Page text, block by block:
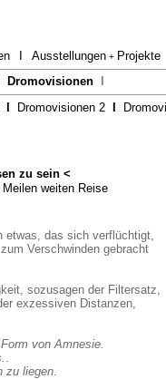
Ausstellungen + Projekte
Dromovisionen
Dromovisionen 2
zu sein <
weiten Reise
etwas, das sich verflüchtigt,
Verschwinden gebracht
sozusagen der Filtersatz,
exzessiven Distanzen,
von Amnesie.
.
zu liegen.